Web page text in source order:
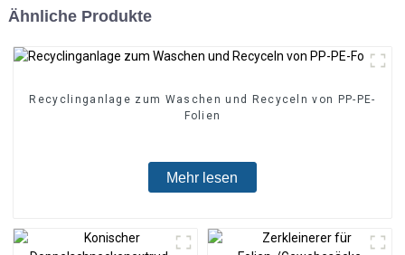
Ähnliche Produkte
Recyclinganlage zum Waschen und Recyceln von PP-PE-
Folien
Mehr lesen